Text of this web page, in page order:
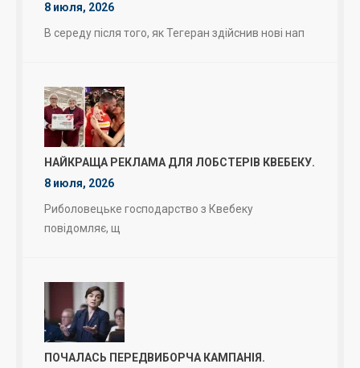
8 июля, 2026
В середу після того, як Тегеран здійснив нові нап
НАЙКРАЩА РЕКЛАМА ДЛЯ ЛОБСТЕРІВ КВЕБЕКУ.
8 июля, 2026
Риболовецьке господарство з Квебеку
повідомляє, щ
ПОЧАЛАСЬ ПЕРЕДВИБОРЧА КАМПАНІЯ.